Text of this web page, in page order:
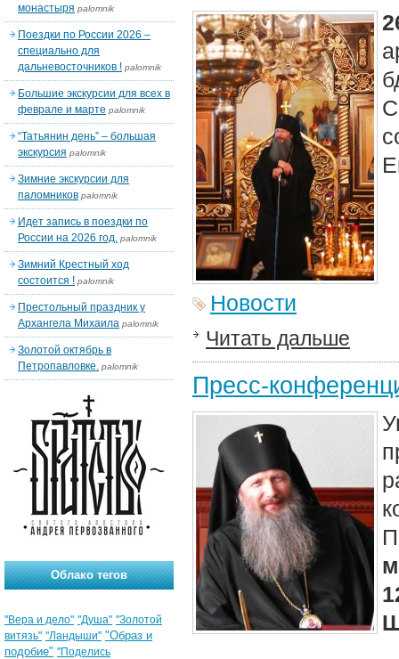
Новости
Читать дальше
Пресс-
монастыря palomnik
Поездки по России 2026 –
специально для
дальневосточников ! palomnik
Большие экскурсии для всех в
феврале и марте palomnik
“Татьянин день” – большая
экскурсия palomnik
Зимние экскурсии для
паломников palomnik
Идет запись в поездки по
России на 2026 год. palomnik
Зимний Крестный ход
состоится ! palomnik
Престольный праздник у
Архангела Михаила palomnik
Золотой октябрь в
Петропавловке. palomnik
Облако тегов
"Вера и дело" "Душа" "Золотой
витязь" "Ландыши" "Образ и
подобие" "Поделись